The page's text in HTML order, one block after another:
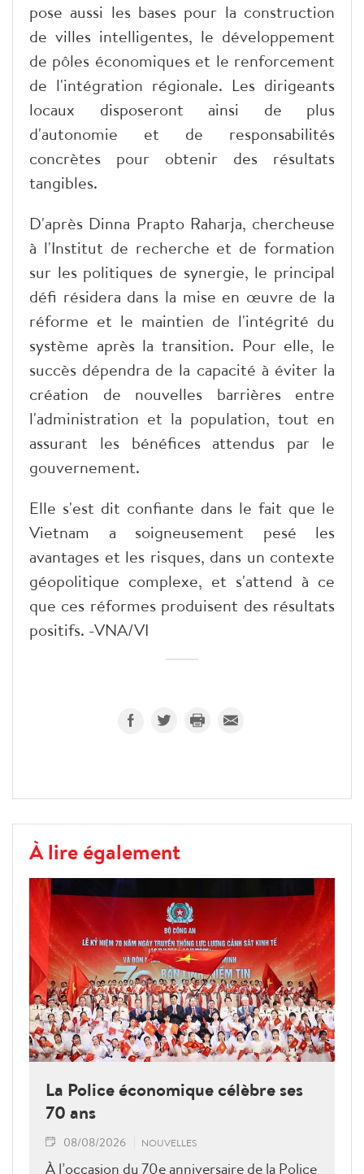
pose aussi les bases pour la construction
de villes intelligentes, le développement
de pôles économiques et le renforcement
de l'intégration régionale. Les dirigeants
locaux disposeront ainsi de plus
d'autonomie et de responsabilités
concrètes pour obtenir des résultats
tangibles.
D'après Dinna Prapto Raharja, chercheuse
à l'Institut de recherche et de formation
sur les politiques de synergie, le principal
défi résidera dans la mise en œuvre de la
réforme et le maintien de l'intégrité du
système après la transition. Pour elle, le
succès dépendra de la capacité à éviter la
création de nouvelles barrières entre
l'administration et la population, tout en
assurant les bénéfices attendus par le
gouvernement.
Elle s'est dit confiante dans le fait que le
Vietnam a soigneusement pesé les
avantages et les risques, dans un contexte
géopolitique complexe, et s'attend à ce
que ces réformes produisent des résultats
positifs. -VNA/VI
À lire également
La Police économique célèbre ses
70 ans
08/08/2026 NOUVELLES
À l’occasion du 70e anniversaire de la Police